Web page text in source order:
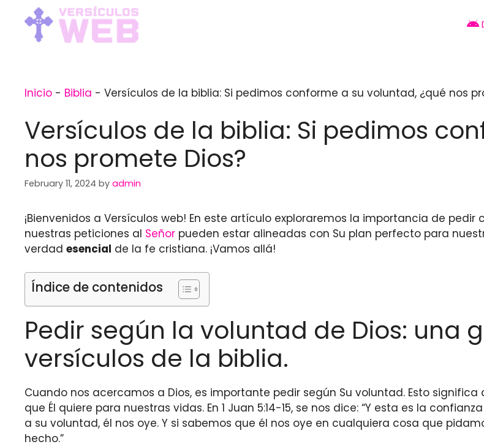
content
Inicio - Biblia - Versículos de la biblia: Si pedimos conforme a su voluntad, ¿qué nos
Versículos de la biblia: Si pedimos
nos promete Dios?
February 11, 2024 by admin
¡Bienvenidos a Versículos web! En este artículo exploraremos la importancia de
nuestras peticiones al Señor pueden estar alineadas con Su plan perfecto para
verdad esencial de la fe cristiana. ¡Vamos allá!
Índice de contenidos
Pedir según la voluntad de Dios: una
versículos de la biblia.
Cuando nos acercamos a Dios, es importante pedir según Su voluntad. Esto
que Él quiere para nuestras vidas. En 1 Juan 5:14-15, se nos dice: “Y esta es la
a su voluntad, él nos oye. Y si sabemos que él nos oye en cualquiera cosa que
hecho.”